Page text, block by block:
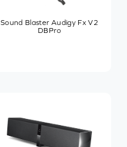
Sound Blaster Audigy Fx V2
DBPro